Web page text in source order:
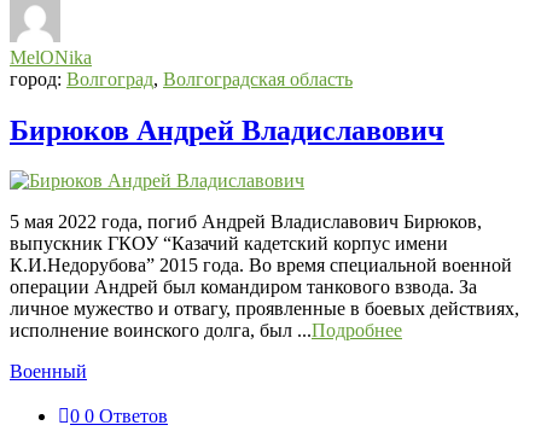
MelONika
город: Волгоград, Волгоградская область
Бирюков Андрей Владиславович
5 мая 2022 года, погиб Андрей Владиславович Бирюков,
выпускник ГКОУ “Казачий кадетский корпус имени
К.И.Недорубова” 2015 года. Во время специальной военной
операции Андрей был командиром танкового взвода. За
личное мужество и отвагу, проявленные в боевых действиях,
исполнение воинского долга, был ...Подробнее
Военный
0 0 Ответов